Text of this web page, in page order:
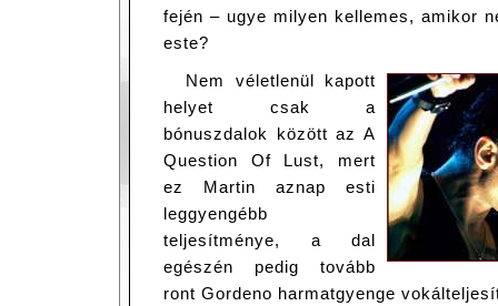
fején – ugye milyen kellemes, amikor
este?
Nem véletlenül kapott
helyet csak a
bónuszdalok között az A
Question Of Lust, mert
ez Martin aznap esti
leggyengébb
teljesítménye, a dal
egészén pedig tovább
ront Gordeno harmatgyenge